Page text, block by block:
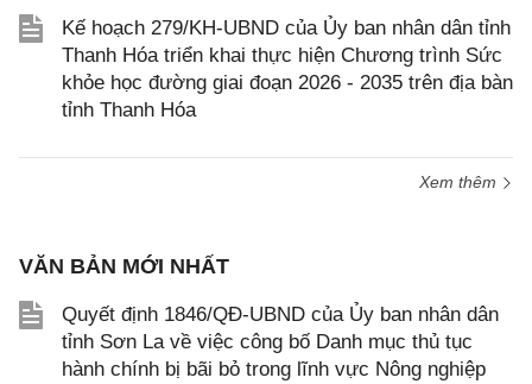
Kế hoạch 279/KH-UBND của Ủy ban nhân dân tỉnh
Thanh Hóa triển khai thực hiện Chương trình Sức
khỏe học đường giai đoạn 2026 - 2035 trên địa bàn
tỉnh Thanh Hóa
Xem thêm
VĂN BẢN MỚI NHẤT
Quyết định 1846/QĐ-UBND của Ủy ban nhân dân
tỉnh Sơn La về việc công bố Danh mục thủ tục
hành chính bị bãi bỏ trong lĩnh vực Nông nghiệp